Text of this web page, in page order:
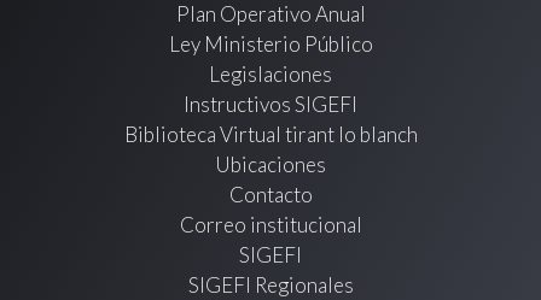
Plan Operativo Anual
Ley Ministerio Público
Legislaciones
Instructivos SIGEFI
Biblioteca Virtual tirant lo blanch
Ubicaciones
Contacto
Correo institucional
SIGEFI
SIGEFI Regionales